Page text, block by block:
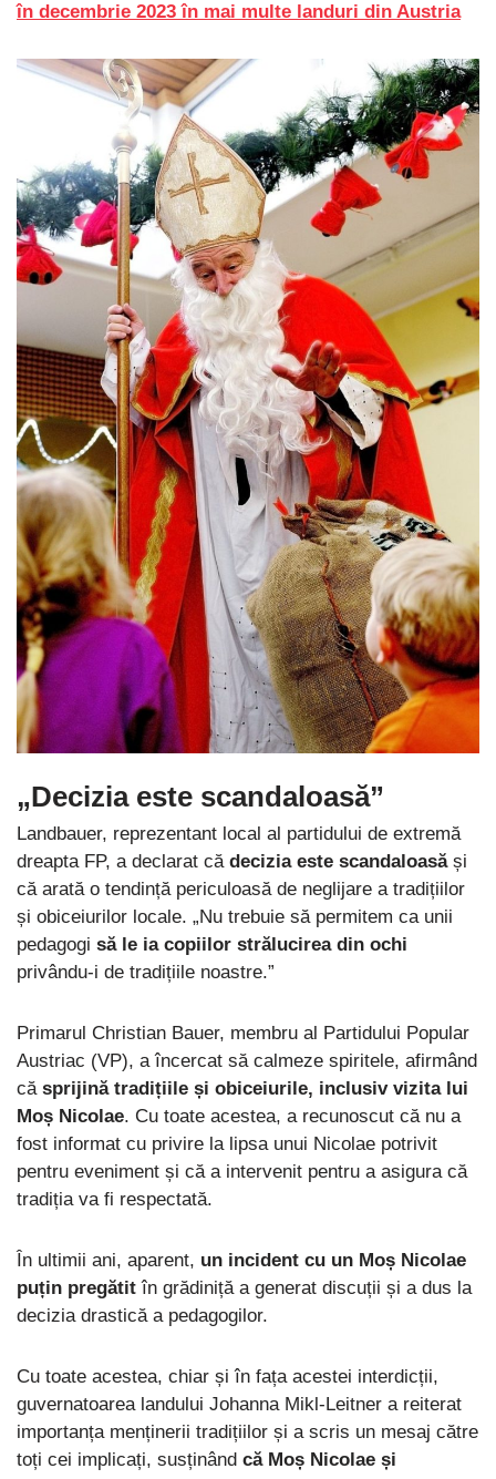
în decembrie 2023 în mai multe landuri din Austria
„Decizia este scandaloasă”
Landbauer, reprezentant local al partidului de extremă
dreapta FP, a declarat că decizia este scandaloasăși
că arată o tendință periculoasă de neglijare a tradițiilor
și obiceiurilor locale. „Nu trebuie să permitem ca unii
pedagogi să le ia copiilor strălucirea din ochi
privându-i de tradițiile noastre.”
Primarul Christian Bauer, membru al Partidului Popular
Austriac (VP), a încercat să calmeze spiritele, afirmând
că sprijină tradițiile și obiceiurile, inclusiv vizita lui
Moș Nicolae. Cu toate acestea, a recunoscut că nu a
fost informat cu privire la lipsa unui Nicolae potrivit
pentru eveniment și că a intervenit pentru a asigura că
tradiția va fi respectată.
În ultimii ani, aparent, un incident cu un Moș Nicolae
puțin pregătit în grădiniță a generat discuții și a dus la
decizia drastică a pedagogilor.
Cu toate acestea, chiar și în fața acestei interdicții,
guvernatoarea landului Johanna Mikl-Leitner a reiterat
importanța menținerii tradițiilor și a scris un mesaj către
toți cei implicați, susținând că Moș Nicolae și